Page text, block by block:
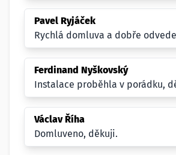
Pavel Ryjáček
Rychlá domluva a dobře
Ferdinand Nyškovský
Instalace proběhla v porádku,
Václav Říha
Domluveno, děkuji.